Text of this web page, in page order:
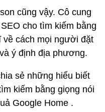
cũng vậy. Cô cung
cho tìm kiếm bằng
về cách mọi người đặt
ý định địa phương.
sẻ những hiểu biết
kiếm bằng giọng nói
Google Home .